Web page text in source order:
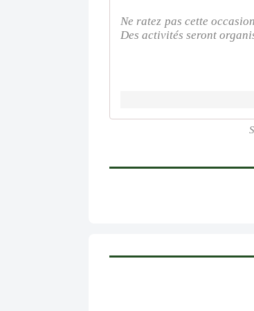
Ne ratez pas cette
Des activités seront